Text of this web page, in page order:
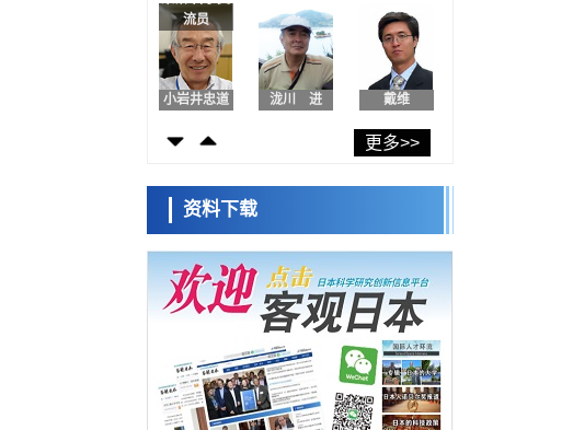
科学研究
开发出300亿年仅误差1秒的光晶格钟，构建
网络将其打造为下一代社会基础设施
经济・社会
日本成立“以人为本AI联盟”——力争借助AI拓
展社会公众创造力，依托产学合作推进研发
大阪大学开发出膜脂质可视化工具，使脂质
科学研究
立教大学在试管内构建长链人工基因组DNA
自我复制系统，有望实现携带大量基因的人
工细胞
日本科研费增设国际共同研究强化新类别，
促进青年研究人员赴海外开展研究
科学研究
京都大学高效生成光的构成单元“光子”，可应
用于量子计算机
科学研究
开发出300亿年仅误差1秒的光晶格钟，构建
网络将其打造为下一代社会基础设施
经济・社会
流员
小岩井忠道 泷川 进 戴维
余锦泽 马场錬成
更多>>
资料下载